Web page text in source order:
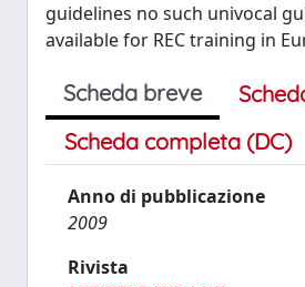
guidelines no such univocal
available for REC training in
Scheda breve
Scheda completa (DC)
Anno di pubblicazione
2009
Rivista